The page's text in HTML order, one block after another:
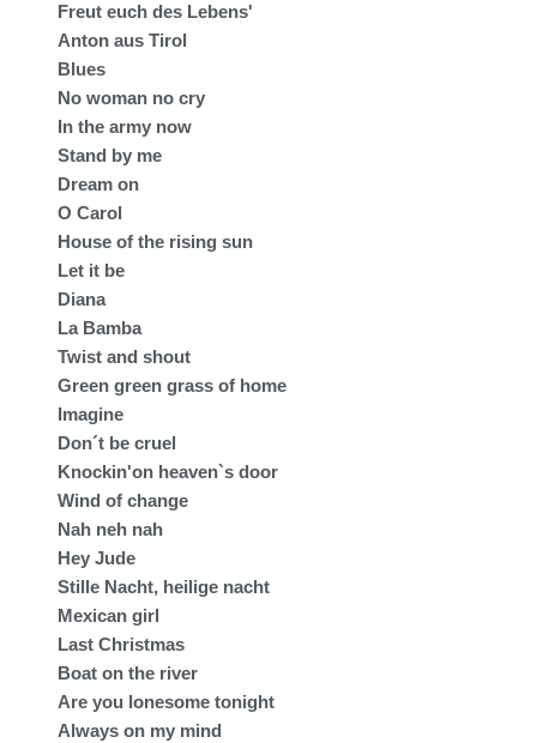
Freut euch des Lebens'
Anton aus Tirol
Blues
No woman no cry
In the army now
Stand by me
Dream on
O Carol
House of the rising sun
Let it be
Diana
La Bamba
Twist and shout
Green green grass of home
Imagine
Don´t be cruel
Knockin'on heaven`s door
Wind of change
Nah neh nah
Hey Jude
Stille Nacht, heilige nacht
Mexican girl
Last Christmas
Boat on the river
Are you lonesome tonight
Always on my mind